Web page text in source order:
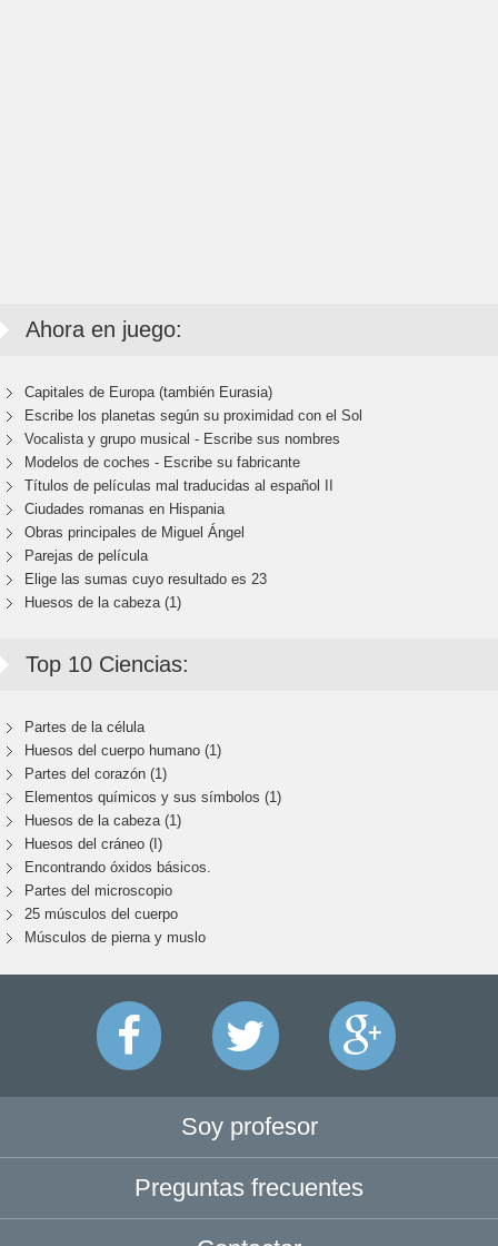
Ahora en juego:
Capitales de Europa (también Eurasia)
Escribe los planetas según su proximidad con el Sol
Vocalista y grupo musical - Escribe sus nombres
Modelos de coches - Escribe su fabricante
Títulos de películas mal traducidas al español II
Ciudades romanas en Hispania
Obras principales de Miguel Ángel
Parejas de película
Elige las sumas cuyo resultado es 23
Huesos de la cabeza (1)
Top 10 Ciencias:
Partes de la célula
Huesos del cuerpo humano (1)
Partes del corazón (1)
Elementos químicos y sus símbolos (1)
Huesos de la cabeza (1)
Huesos del cráneo (I)
Encontrando óxidos básicos.
Partes del microscopio
25 músculos del cuerpo
Músculos de pierna y muslo
Soy profesor
Preguntas frecuentes